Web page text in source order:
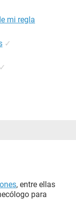
mi regla
✓
✓
, entre ellas
para